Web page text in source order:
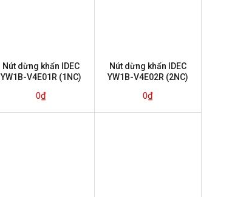
Nút dừng khẩn IDEC
YW1B-V4E01R (1NC)
0₫
Nút dừng khẩn IDEC
YW1B-V4E02R (2NC)
0₫